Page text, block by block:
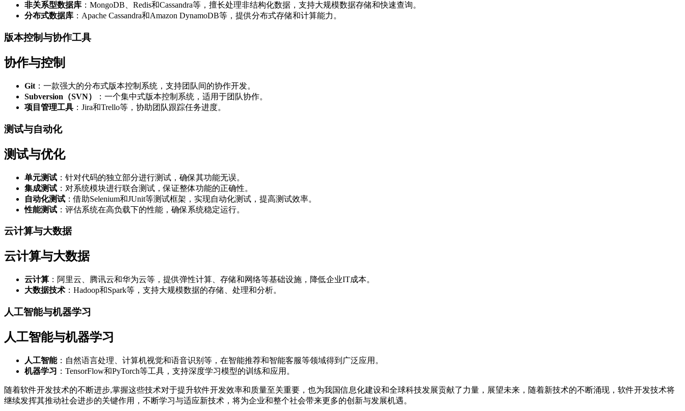
非关系型数据库 ：MongoDB、Redis和Cassandra等，擅长处理非结构化数据，支持大规模数据存储和快速查询。
分布式数据库 ：Apache Cassandra和Amazon DynamoDB等，提供分布式存储和计算能力。
版本控制与协作工具
协作与控制
Git ：一款强大的分布式版本控制系统，支持团队间的协作开发。
Subversion（SVN）
：一个集中式版本控制系统，适用于团队协作。
项目管理工具 ：Jira和Trello等，协助团队跟踪任务进度。
测试与自动化
测试与优化
单元测试 ：针对代码的独立部分进行测试，确保其功能无误。
集成测试 ：对系统模块进行联合测试，保证整体功能的正确性。
自动化测试 ：借助Selenium和JUnit等测试框架，实现自动化测试，提高测试效率。
性能测试 ：评估系统在高负载下的性能，确保系统稳定运行。
云计算与大数据
云计算与大数据
云计算 ：阿里云、腾讯云和华为云等，提供弹性计算、存储和网络等基础设施，降低企业IT成本。
大数据技术 ：Hadoop和Spark等，支持大规模数据的存储、处理和分析。
人工智能与机器学习
人工智能与机器学习
人工智能：自然语言处理、计算机视觉和语音识别等，在智能推荐和智能客服等领域得到广泛应用。
机器学习 ：TensorFlow和PyTorch等工具，支持深度学习模型的训练和应用。
随着软件开发技术的不断进步,掌握这些技术对于提升软件开发效率和质量至关重要，也为我国信息化建设和全球科技发展贡献了力量，展望未来，随着新技术的不断涌现，软件开发技术将
继续发挥其推动社会进步的关键作用，不断学习与适应新技术，将为企业和整个社会带来更多的创新与发展机遇。